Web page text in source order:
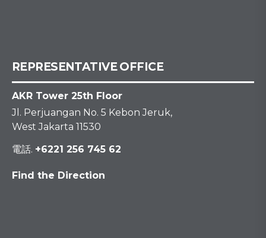
REPRESENTATIVE OFFICE
AKR Tower 25th Floor
Jl. Perjuangan No. 5 Kebon Jeruk,
West Jakarta 11530
電話. +6221 256 745 62
Find the Direction